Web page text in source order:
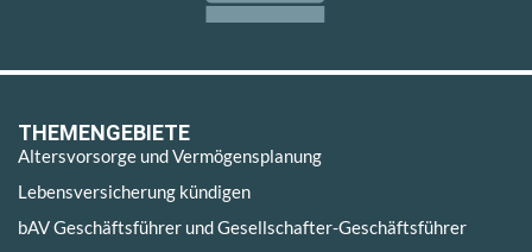
THEMENGEBIETE
Altersvorsorge und Vermögensplanung
Lebensversicherung kündigen
bAV Geschäftsführer und Gesellschafter-Geschäftsführer